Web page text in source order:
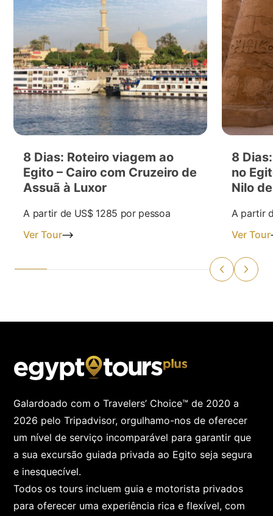
8 Dias: Roteiro viagem ao
Egito – Cairo com Cruzeiro de
Assuã à Luxor
A partir de US$ 1285 por pessoa
Ver Tour
8
no
Nilo
A partir
Ver Tour
Galardoado com o Travelers’ Choice™ de 2020 a
2026 pelo Tripadvisor, orgulhamo-nos de oferecer
um nível de serviço incomparável para garantir que
a sua excursão guiada privada ao Egito seja segura
e inesquecível.
Todos os tours incluem guia e motorista privados
para oferecer uma experiência rica e flexível, com